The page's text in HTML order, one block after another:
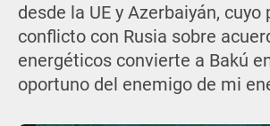
desde la UE y Azerbaiyán, cuyo
conflicto con Rusia sobre
energéticos convierte a Bakú
oportuno del enemigo de mi